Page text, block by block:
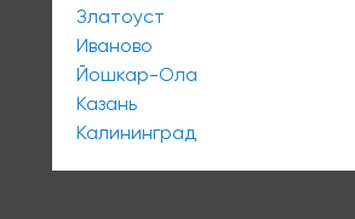
Златоуст
Иваново
Йошкар-Ола
Казань
Калининград